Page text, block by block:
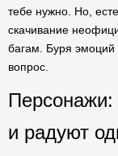
тебе нужно. Но,
скачивание
багам. Буря эмоций
вопрос.
Персонажи:
и радуют